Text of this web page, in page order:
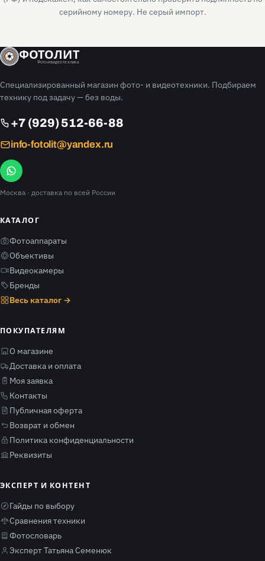
серийному номеру. Не серый импорт.
ФОТОЛИТ
Фото и видео техника
Специализированный магазин фото- и видеотехники. Подбираем
технику под задачу — без воды.
+7 (929) 512-66-88
info-fotolit@yandex.ru
Москва · доставка по всей России
КАТАЛОГ
Фотоаппараты
Объективы
Видеокамеры
Бренды
Весь каталог →
ПОКУПАТЕЛЯМ
О магазине
Доставка и оплата
Моя заявка
Контакты
Публичная оферта
Возврат и обмен
Политика конфиденциальности
Реквизиты
ЭКСПЕРТ И КОНТЕНТ
Гайды по выбору
Сравнения техники
Фотословарь
Эксперт Татьяна Семенюк